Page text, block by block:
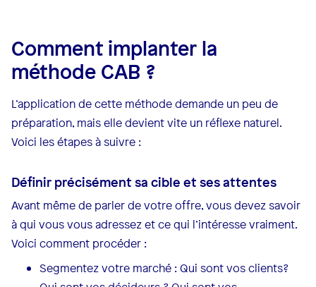
Comment implanter la
méthode CAB ?
L’application de cette méthode demande un peu de
préparation, mais elle devient vite un réflexe naturel.
Voici les étapes à suivre :
Définir précisément sa cible et ses attentes
Avant même de parler de votre offre, vous devez savoir
à qui vous vous adressez et ce qui l’intéresse vraiment.
Voici comment procéder :
Segmentez votre marché : Qui sont vos clients?